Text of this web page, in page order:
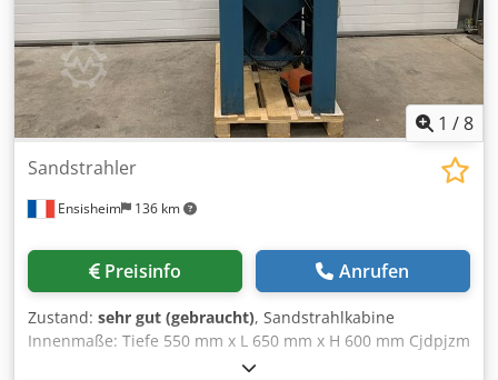
1 /8
Ensisheim 136 km
Sandstrahler
Preisinfo Anrufen
Zustand: sehr gut (gebraucht), Sandstrahlkabine
Innenmaße: Tiefe 550 mm x L 650 mm x H 600 mm Cjdpjzm
Svzefx Agmsrf Sandstrahlkabine Maße: L 800 mm x B 700